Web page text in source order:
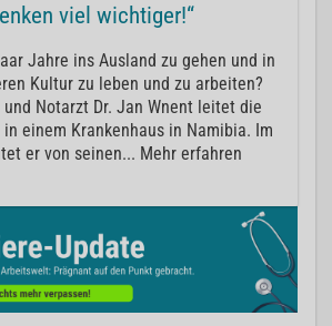
viel wichtiger!“
Jahre ins Ausland zu gehen und in
Kultur zu leben und zu arbeiten?
Notarzt Dr. Jan Wnent leitet die
einem Krankenhaus in Namibia. Im
er von seinen... Mehr erfahren